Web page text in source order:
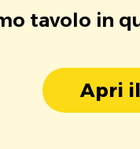
tavolo in
Apri